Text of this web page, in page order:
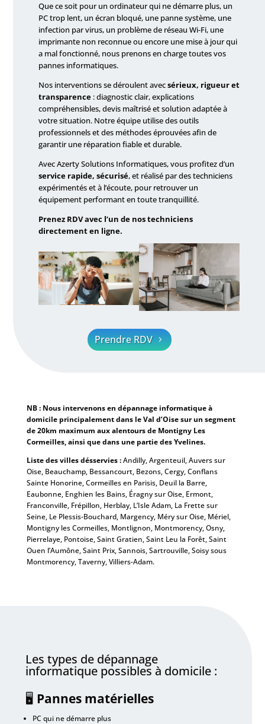
Que ce soit pour un ordinateur qui ne démarre plus, un
PC trop lent, un écran bloqué, une panne système, une
infection par virus, un problème de réseau Wi-Fi, une
imprimante non reconnue ou encore une mise à jour qui
a mal fonctionné, nous prenons en charge toutes vos
pannes informatiques.
Nos interventions se déroulent avecsérieux, rigueur et
transparence: diagnostic clair, explications
compréhensibles, devis maîtrisé et solution adaptée à
votre situation. Notre équipe utilise des outils
professionnels et des méthodes éprouvées afin de
garantir une réparation fiable et durable.
Avec Azerty Solutions Informatiques, vous profitez d’un
service rapide, sécurisé, et réalisé par des techniciens
expérimentés et à l’écoute, pour retrouver un
équipement performant en toute tranquillité.
Prenez RDV avec l’un de nos techniciens
directement en ligne.
Prendre RDV
NB : Nous intervenons en dépannage informatique à
domicile principalement dans le Val d’Oise sur un segment
de 20km maximum aux alentours de Montigny Les
Cormeilles, ainsi que dans une partie des Yvelines.
Liste des villes désservies :Andilly, Argenteuil, Auvers sur
Oise, Beauchamp, Bessancourt, Bezons, Cergy, Conflans
Sainte Honorine, Cormeilles en Parisis, Deuil la Barre,
Eaubonne, Enghien les Bains, Éragny sur Oise, Ermont,
Franconville, Frépillon, Herblay, L’Isle Adam, La Frette sur
Seine, Le Plessis-Bouchard, Margency, Méry sur Oise, Mériel,
Montigny les Cormeilles, Montlignon, Montmorency, Osny,
Pierrelaye, Pontoise, Saint Gratien, Saint Leu la Forêt, Saint
Ouen l’Aumône, Saint Prix, Sannois, Sartrouville, Soisy sous
Montmorency, Taverny, Villiers-Adam.
Les types de dépannage
informatique possibles à domicile :
🖥️ Pannes matérielles
PC qui ne démarre plus